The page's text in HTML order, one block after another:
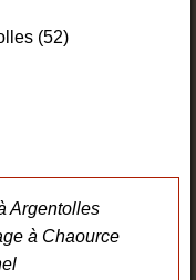
(52)
Argentolles
à Chaource